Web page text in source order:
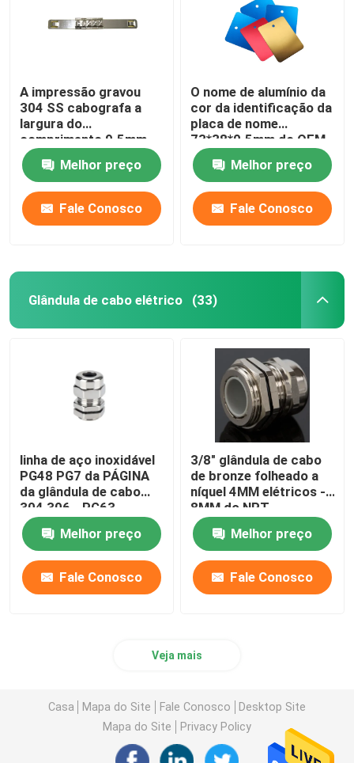
A impressão gravou
304 SS cabografa a
largura do
comprimento 9.5mm
da placa 89mm da
etiquetaMelhor preço
Fale Conosco
O nome de alumínio da
cor da identificação da
placa de nome
73*38*0.5mm do OEM
etiqueta para o
equipamentoMelhor preço
Fale Conosco
Glândula de cabo elétrico (33)
linha de aço inoxidável
PG48 PG7 da PÁGINA
da glândula de cabo
304 306 - PG63
impermeável
Melhor preço
Fale Conosco
3/8" glândula de cabo
de bronze folheado a
níquel 4MM elétricos -
8MM do NPT
impermeáveis
Melhor preço
Fale Conosco
Veja mais
Casa Mapa do Site Fale Conosco
Desktop Site
Mapa do Site
Privacy Policy